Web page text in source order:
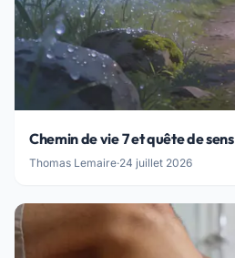
Chemin de vie 7 et quête de sens
Thomas Lemaire·24 juillet 2026